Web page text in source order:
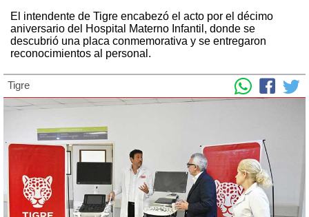
El intendente de Tigre encabezó el acto por el décimo
aniversario del Hospital Materno Infantil, donde se
descubrió una placa conmemorativa y se entregaron
reconocimientos al personal.
Tigre